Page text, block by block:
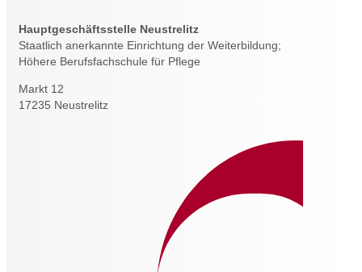
Hauptgeschäftsstelle Neustrelitz
Staatlich anerkannte Einrichtung der Weiterbildung;
Höhere Berufsfachschule für Pflege
Markt 12
17235 Neustrelitz